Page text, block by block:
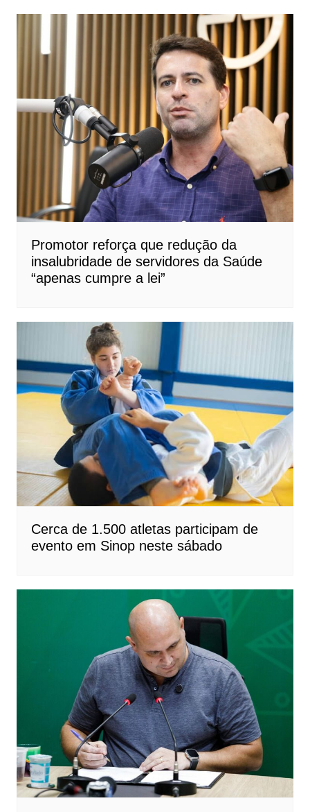
Promotor reforça que redução da
insalubridade de servidores da Saúde
“apenas cumpre a lei”
Cerca de 1.500 atletas participam de
evento em Sinop neste sábado